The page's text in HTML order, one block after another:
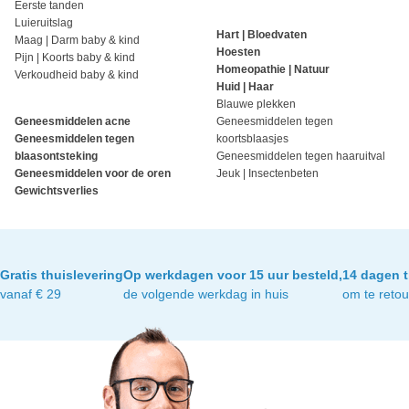
Eerste tanden
Luieruitslag
Maag | Darm baby & kind
Pijn | Koorts baby & kind
Verkoudheid baby & kind
Geneesmiddelen acne
Geneesmiddelen tegen
blaasontsteking
Geneesmiddelen voor de oren
Gewichtsverlies
Hart | Bloedvaten
Hoesten
Homeopathie | Natuur
Huid | Haar
Blauwe plekken
Geneesmiddelen tegen
koortsblaasjes
Geneesmiddelen tegen haaruitval
Jeuk | Insectenbeten
Gratis thuislevering
vanaf € 29
Op werkdagen voor 15 uur besteld,
de volgende werkdag in huis
14 dagen
om te